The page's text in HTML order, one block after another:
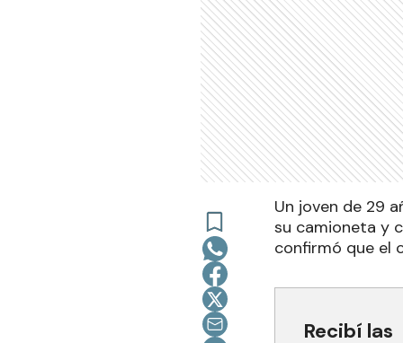
Un joven de 29
su camioneta y
confirmó que el
Recibí las